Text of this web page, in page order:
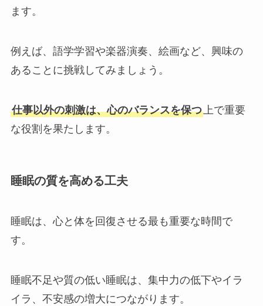
ます。
例えば、語学学習や楽器演奏、絵画など、興味の
あることに挑戦してみましょう。
仕事以外の刺激は、心のバランスを保つ上で重要
な役割を果たします。
睡眠の質を高める工夫
睡眠は、心と体を回復させる最も重要な時間で
す。
睡眠不足や質の低い睡眠は、集中力の低下やイラ
イラ、不安感の増大につながります。